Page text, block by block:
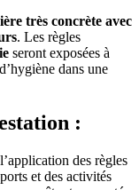
très concrète avec
. Les règles
seront exposées à
dans une
:
des règles
et des activités